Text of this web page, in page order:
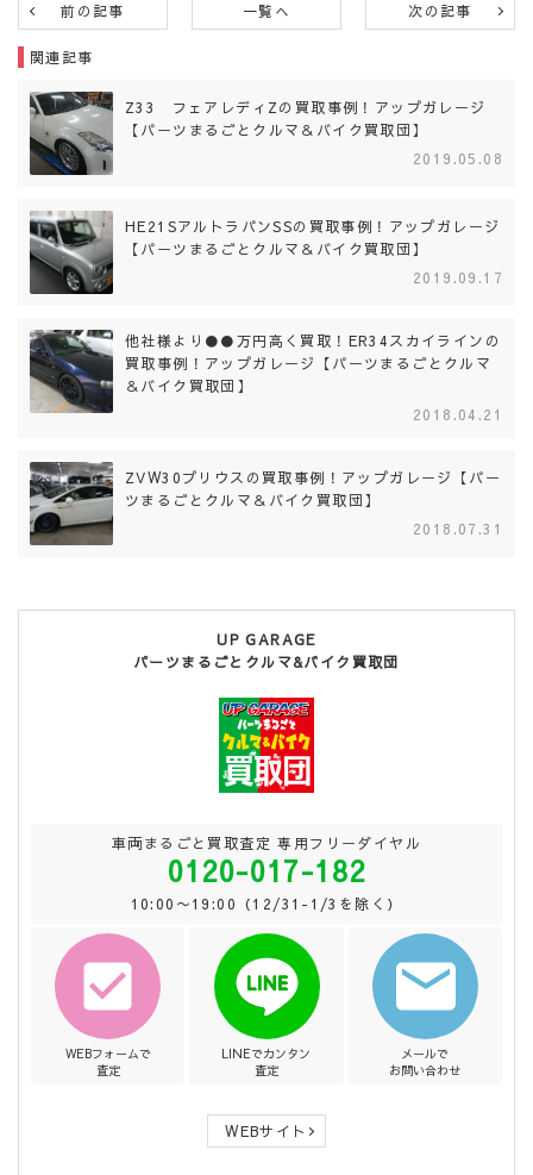
前の記事 一覧へ 次の記事
関連記事
Z33 フェアレディZの買取事例！アップガレージ
【パーツまるごとクルマ＆バイク買取団】
2019.05.08
HE21SアルトラパンSSの買取事例！アップガレージ
【パーツまるごとクルマ＆バイク買取団】
2019.09.17
他社様より●●万円高く買取！ER34スカイラインの
買取事例！アップガレージ【パーツまるごとクルマ
＆バイク買取団】
2018.04.21
ZVW30プリウスの買取事例！アップガレージ【パー
ツまるごとクルマ＆バイク買取団】
2018.07.31
UP GARAGE
パーツまるごとクルマ&バイク買取団
車両まるごと買取査定 専用フリーダイヤル
0120-017-182
10:00〜19:00（12/31-1/3を除く）
WEBフォームで
査定
LINEでカンタン
査定
メールで
お問い合わせ
WEBサイト